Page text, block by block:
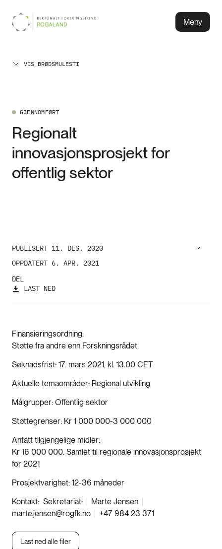
Meny
VIS BRØDSMULESTI
GJENNOMFØRT
Regionalt
innovasjonsprosjekt for
offentlig sektor
PUBLISERT 11. DES. 2020
OPPDATERT 6. APR. 2021
DEL
LAST NED
Finansieringsordning
Støtte fra andre enn Forskningsrådet
Søknadsfrist 17. mars 2021, kl. 13.00 CET
Aktuelle temaområder Regional utvikling
Målgrupper Offentlig sektor
Støttegrenser Kr 1 000 000-3 000 000
Antatt tilgjengelige midler
Kr 16 000 000. Samlet til regionale innovasjonsprosjekt
for 2021
Prosjektvarighet 12-36 måneder
Kontakt Sekretariat:
Marte Jensen
marte.jensen@rogfk.no
+47 984 23 371
Last ned alle filer